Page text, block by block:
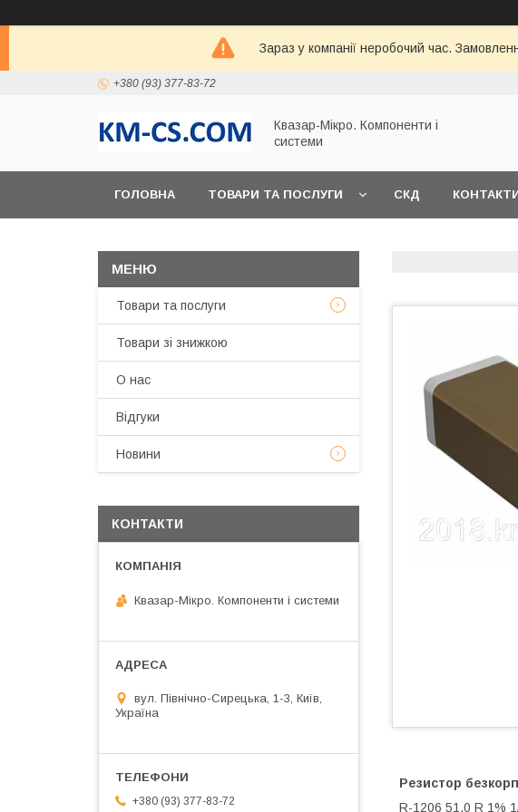
Зараз у компанії неробочий час.
+380 (93) 377-83-72
Квазар-Мікро. Компоненти і
системи
ГОЛОВНА ТОВАРИ ТА ПОСЛУГИ СКД
Резистор
R-1206 51.0 R 1%
Товари та послуги
Товари зі знижкою
О нас
Відгуки
Новини
КОНТАКТИ
Квазар-Мікро. Компоненти і системи
вул. Північно-Сирецька, 1-3, Київ,
Україна
+380 (93) 377-83-72